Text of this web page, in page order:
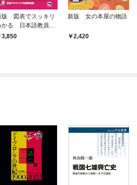
版 図表でスッキリ
かる 日本語教員試
合格キーワード1450
3,850
新版 女の本屋の物語
2,420